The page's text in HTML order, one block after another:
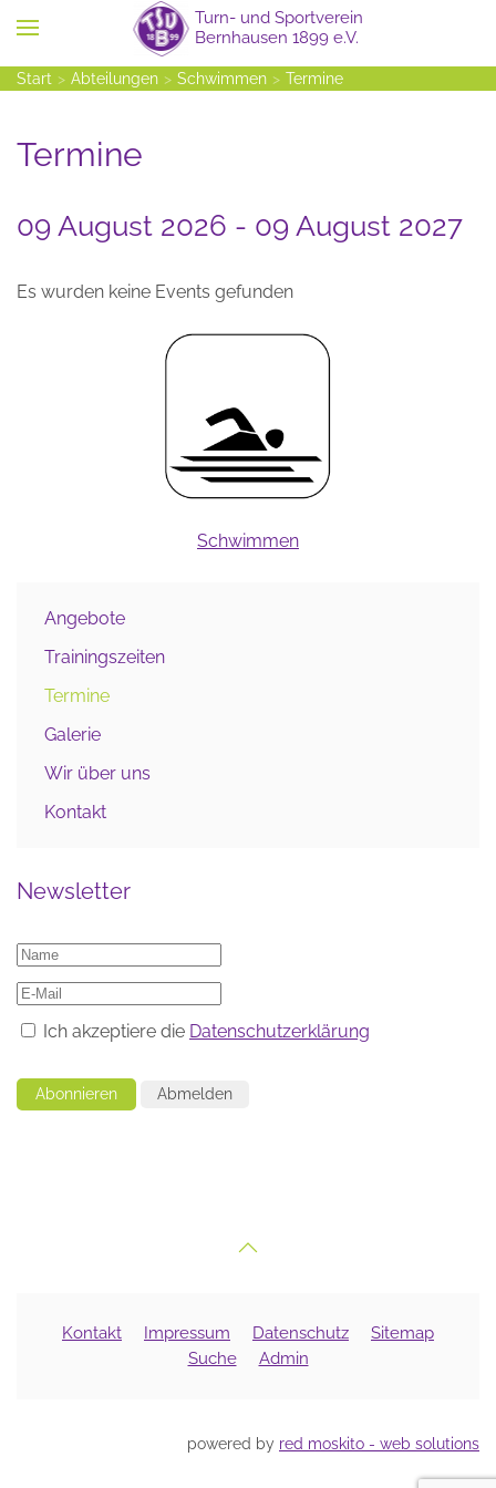
Zum Hauptinhalt springen
Start Abteilungen Schwimmen Termine
Termine
09 August 2026 - 09 August 2027
Es wurden keine Events gefunden
Schwimmen
Angebote
Trainingszeiten
Termine
Galerie
Wir über uns
Kontakt
Newsletter
Ich akzeptiere die Datenschutzerklärung
Abonnieren Abmelden
Kontakt Impressum Datenschutz
Sitemap
Suche
Admin
powered by red moskito - web solutions